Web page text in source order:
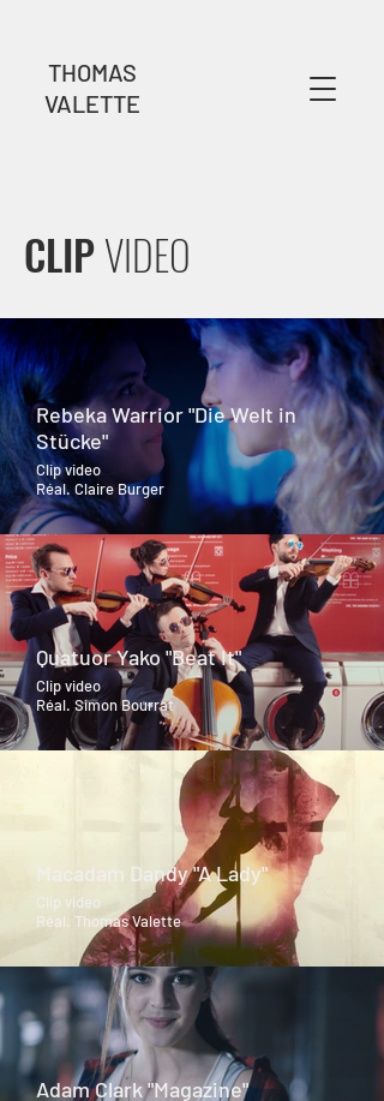
THOMAS
VALETTE
CLIPVIDEO
Rebeka Warrior "Die Welt in
Stücke"
Clip video
Réal. Claire Burger
Quatuor Yako "Beat It"
Clip video
Réal. Simon Bourrat
Macadam Dandy "A Lady"
Clip video
Réal. Thomas Valette
Adam Clark "Magazine"